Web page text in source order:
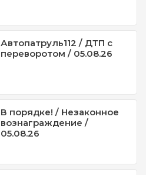
Автопатруль112 / ДТП с
переворотом / 05.08.26
В порядке! / Незаконное
вознаграждение /
05.08.26